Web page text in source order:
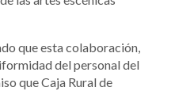
que esta colaboración,
del personal del
que Caja Rural de